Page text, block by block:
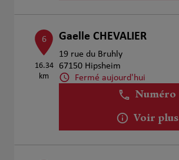
6
16.34
km
Gaelle CHEVALIER
19 rue du Bruhly
67150 Hipsheim
Fermé aujourd'hui
Numéro
Voir plus